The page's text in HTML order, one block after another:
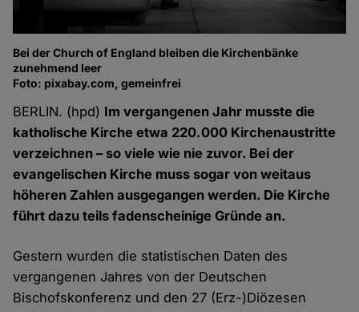
Bei der Church of England bleiben die Kirchenbänke
zunehmend leer
Foto: pixabay.com, gemeinfrei
BERLIN. (hpd) Im vergangenen Jahr musste die
katholische Kirche etwa 220.000 Kirchenaustritte
verzeichnen – so viele wie nie zuvor. Bei der
evangelischen Kirche muss sogar von weitaus
höheren Zahlen ausgegangen werden. Die Kirche
führt dazu teils fadenscheinige Gründe an.
Gestern wurden die statistischen Daten des
vergangenen Jahres von der Deutschen
Bischofskonferenz und den 27 (Erz-)Diözesen